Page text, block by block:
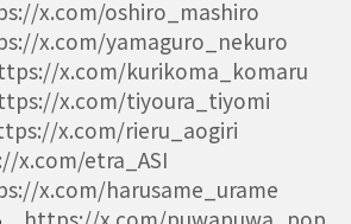
x.com/oshiro_mashiro
x.com/yamaguro_nekuro
x.com/kurikoma_komaru
x.com/tiyoura_tiyomi
x.com/rieru_aogiri
x.com/etra_ASI
x.com/harusame_urame